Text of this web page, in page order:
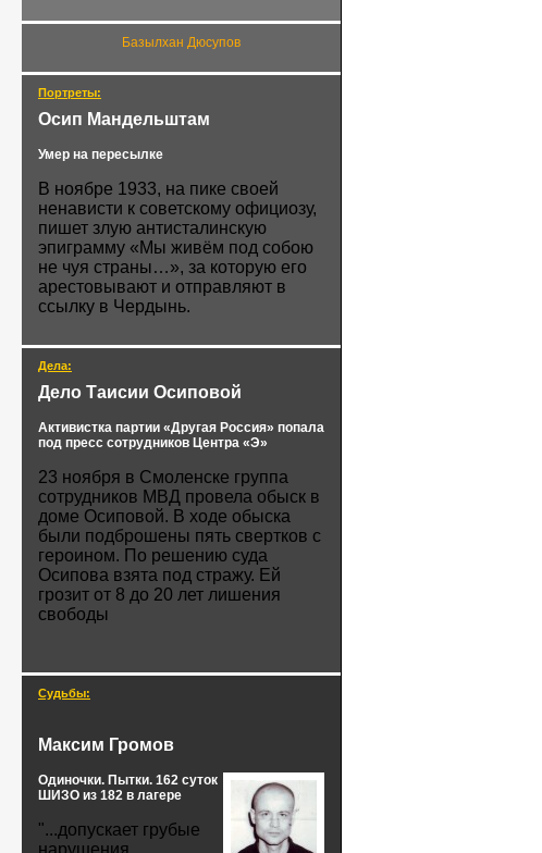
Базылхан Дюсупов
Портреты:
Осип Мандельштам
Умер на пересылке
В ноябре 1933, на пике своей
ненависти к советскому официозу,
пишет злую антисталинскую
эпиграмму «Мы живём под собою
не чуя страны…», за которую его
арестовывают и отправляют в
ссылку в Чердынь.
Дела:
Дело Таисии Осиповой
Активистка партии «Другая Россия» попала
под пресс сотрудников Центра «Э»
23 ноября в Смоленске группа
сотрудников МВД провела обыск в
доме Осиповой. В ходе обыска
были подброшены пять свертков с
героином. По решению суда
Осипова взята под стражу. Ей
грозит от 8 до 20 лет лишения
свободы
Судьбы:
Максим Громов
Одиночки. Пытки. 162 суток
ШИЗО из 182 в лагере
"...допускает грубые
нарушения